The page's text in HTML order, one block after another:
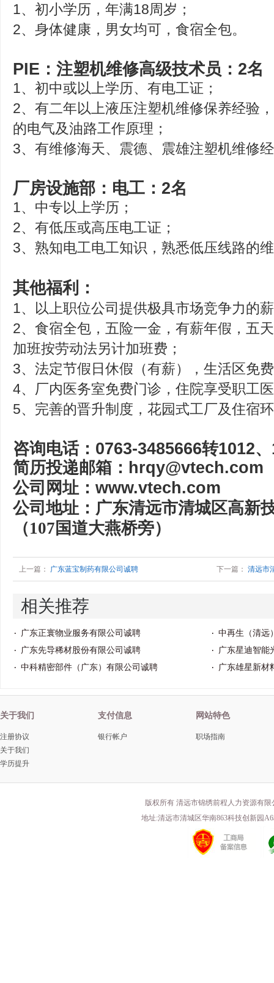
1、初小学历，年满18周岁；
2、身体健康，男女均可，食宿全包。
PIE：注塑机维修高级技术员：2名
1、初中或以上学历、有电工证；
2、有二年以上液压注塑机维修保养经验
的电气及油路工作原理；
3、有维修海天、震德、震雄注塑机维修
厂房设施部：电工：2名
1、中专以上学历；
2、有低压或高压电工证；
3、熟知电工电工知识，熟悉低压线路的
其他福利：
1、以上职位公司提供极具市场竞争力的
2、食宿全包，五险一金，有薪年假，五
加班按劳动法另计加班费；
3、法定节假日休假（有薪），生活区免
4、厂内医务室免费门诊，住院享受职工
5、完善的晋升制度，花园式工厂及住宿
咨询电话：0763-3485666转1012
简历投递邮箱：hrqy@vtech.com
公司网址：www.vtech.com
公司地址：广东清远市清城区高新
（107国道大燕桥旁）
上一篇： 广东蓝宝制药有限公司诚聘 下一篇： 清远市
相关推荐
广东正寰物业服务有限公司诚聘
中再生（清远
广东先导稀材股份有限公司诚聘
广东星迪智能
中科精密部件（广东）有限公司诚聘
广东雄星新材
关于我们
注册协议
关于我们
学历提升
支付信息
银行帐户
网站特色
职场指南
版权所有 清远市锦绣前程人力资源有限
地址:清远市清城区华南863科技创新园A6